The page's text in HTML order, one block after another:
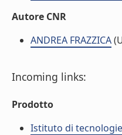
Autore CNR
ANDREA FRAZZICA
Incoming links:
Prodotto
Istituto di